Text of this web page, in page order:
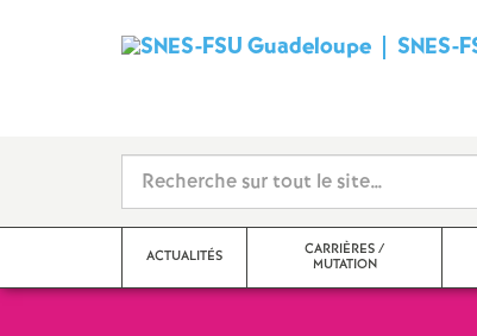
SNES-
ACTUALITÉS
CARRIÈRES /
MUTATION